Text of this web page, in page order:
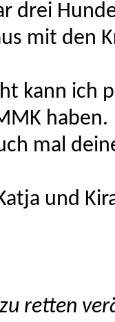
drei
mit den
kann ich
haben.
mal
und
retten